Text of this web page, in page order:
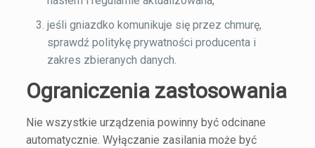
jeśli gniazdko komunikuje się przez chmurę,
sprawdź politykę prywatności producenta i
zakres zbieranych danych.
Ograniczenia zastosowania
Nie wszystkie urządzenia powinny być odcinane
automatycznie. Wyłączanie zasilania może być